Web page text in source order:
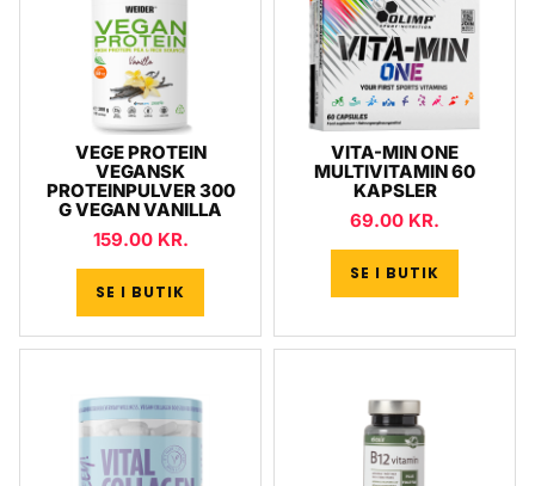
VEGE PROTEIN
VEGANSK
PROTEINPULVER 300
G VEGAN VANILLA
159.00 KR.
SE I BUTIK
VITA-MIN ONE
MULTIVITAMIN 60
KAPSLER
69.00 KR.
SE I BUTIK